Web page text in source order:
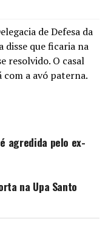
de Defesa da
que ficaria na
resolvido. O casal
a avó paterna.
agredida pelo ex-
na Upa Santo